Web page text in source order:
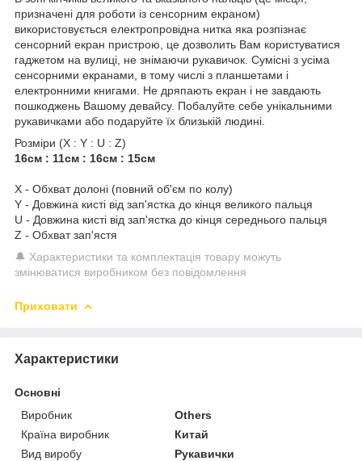
призначені для роботи із сенсорним екраном)
використовується електропровідна нитка яка розпізнає
сенсорний екран пристрою, це дозволить Вам користуватися
гаджетом на вулиці, не знімаючи рукавичок. Сумісні з усіма
сенсорними екранами, в тому числі з планшетами і
електронними книгами. Не дряпають екран і не завдають
пошкоджень Вашому девайсу. Побалуйте себе унікальними
рукавичками або подаруйте їх близькій людині.
Розміри (X : Y : U : Z)
16см : 11см : 16см : 15см
X - Обхват долоні (повний об'єм по колу)
Y - Довжина кисті від зап'ястка до кінця великого пальця
U - Довжина кисті від зап'ястка до кінця середнього пальця
Z - Обхват зап'ястя
🔔 Характеристики та комплектація товару можуть
змінюватися виробником без повідомлення
Приховати
Характеристики
Основні
Виробник
Others
Країна виробник
Китай
Вид виробу
Рукавички